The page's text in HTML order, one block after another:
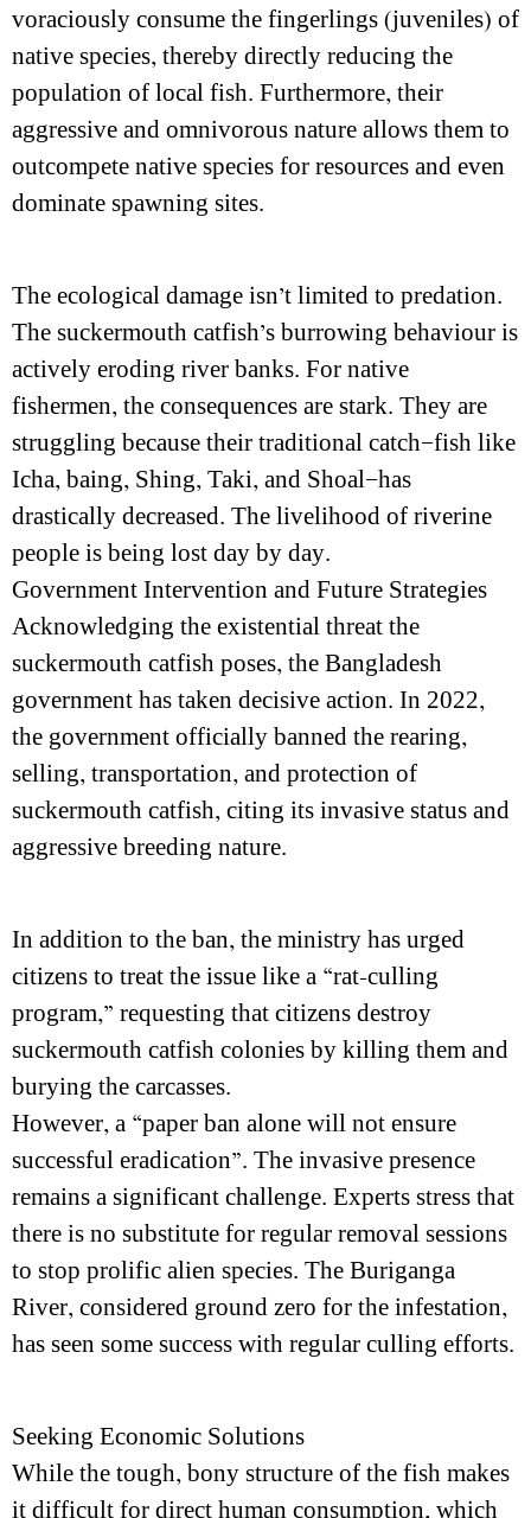
voraciously consume the fingerlings (juveniles) of
native species, thereby directly reducing the
population of local fish. Furthermore, their
aggressive and omnivorous nature allows them to
outcompete native species for resources and even
dominate spawning sites.
The ecological damage isn’t limited to predation.
The suckermouth catfish’s burrowing behaviour is
actively eroding river banks. For native
fishermen, the consequences are stark. They are
struggling because their traditional catch—fish like
Icha, baing, Shing, Taki, and Shoal—has
drastically decreased. The livelihood of riverine
people is being lost day by day.
Government Intervention and Future Strategies
Acknowledging the existential threat the
suckermouth catfish poses, the Bangladesh
government has taken decisive action. In 2022,
the government officially banned the rearing,
selling, transportation, and protection of
suckermouth catfish, citing its invasive status and
aggressive breeding nature.
In addition to the ban, the ministry has urged
citizens to treat the issue like a “rat-culling
program,” requesting that citizens destroy
suckermouth catfish colonies by killing them and
burying the carcasses.
However, a “paper ban alone will not ensure
successful eradication”. The invasive presence
remains a significant challenge. Experts stress that
there is no substitute for regular removal sessions
to stop prolific alien species. The Buriganga
River, considered ground zero for the infestation,
has seen some success with regular culling efforts.
Seeking Economic Solutions
While the tough, bony structure of the fish makes
it difficult for direct human consumption, which